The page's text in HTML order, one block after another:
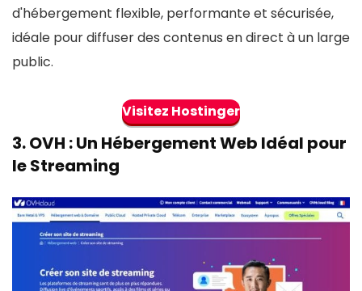
d'hébergement flexible, performante et sécurisée,
idéale pour diffuser des contenus en direct à un large
public.
Visitez Hostinger
3.OVH : Un Hébergement Web Idéal pour
le Streaming